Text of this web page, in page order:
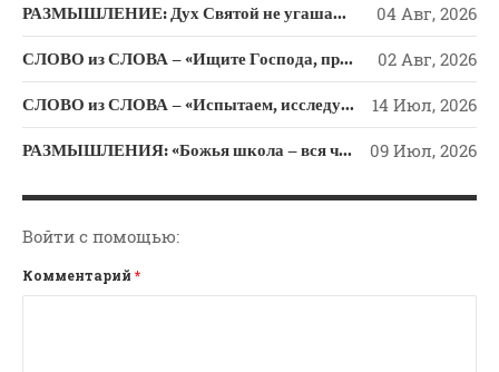
Проповедь-Видео
Размышления
Семинар "Второе
Пришествие ИХ"
Служителей
Слово Из Слова
Служение
РАЗМЫШЛЕНИЕ: Дух Святой не угашайте! 04 Авг, 2026
СЛОВО из СЛОВА – «Ищите Господа, призывайте Его» (Исаии 55) 02 Авг, 2026
СЛОВО из СЛОВА – «Испытаем, исследуем пути свои и обратимся к Господу» 14 Июл, 2026
РАЗМЫШЛЕНИЯ: «Божья школа – вся человеческая жизнь» 09 Июл, 2026
Войти с помощью:
Комментарий *